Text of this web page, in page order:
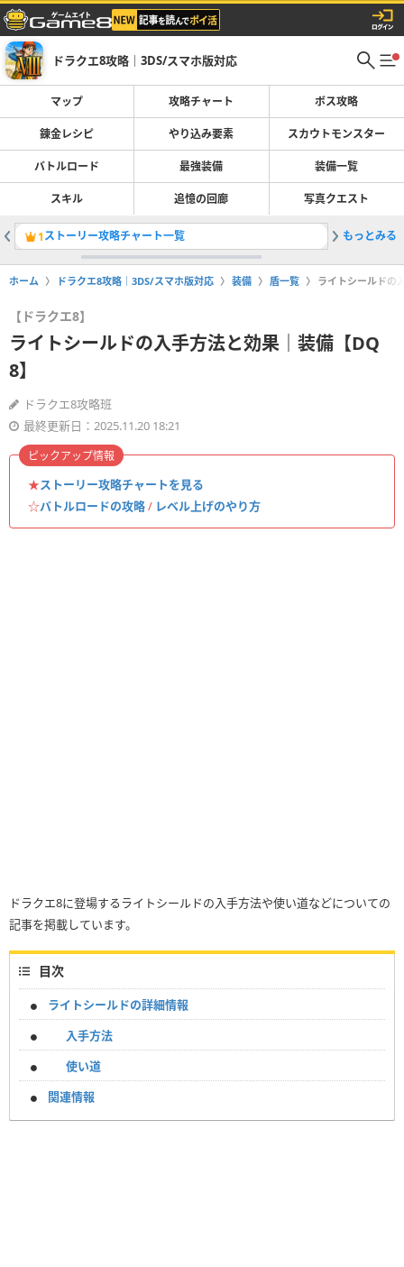
ドラクエ8攻略｜3DS/スマホ版対応
マップ 攻略チャート ボス攻略
錬金レシピ やり込み要素 スカウトモンスター
バトルロード 最強装備 装備一覧
スキル 追憶の回廊 写真クエスト
1ストーリー攻略チャート一覧 2錬金レ
もっとみる
ホーム ドラクエ8攻略｜3DS/スマホ版対応 装備 盾一覧 ライトシールドの
【ドラクエ8】
ライトシールドの入手方法と効果｜装備【DQ
8】
ドラクエ8攻略班
最終更新日：2025.11.20 18:21
★ストーリー攻略チャートを見る
☆バトルロードの攻略/ レベル上げのやり方
ピックアップ情報
ドラクエ8に登場するライトシールドの入手方法や使い道などについての
記事を掲載しています。
目次
ライトシールドの詳細情報
入手方法
使い道
関連情報